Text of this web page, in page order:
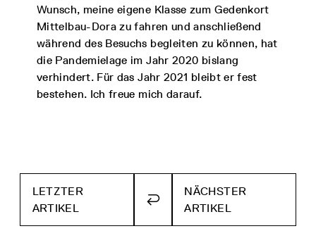
Wunsch, meine eigene Klasse zum Gedenkort
Mittelbau-Dora zu fahren und anschließend
während des Besuchs begleiten zu können, hat
die Pandemielage im Jahr 2020 bislang
verhindert. Für das Jahr 2021 bleibt er fest
bestehen. Ich freue mich darauf.
LETZTER
ARTIKEL
ZURÜCK
ZUR
NÄCHSTER
ARTIKEL